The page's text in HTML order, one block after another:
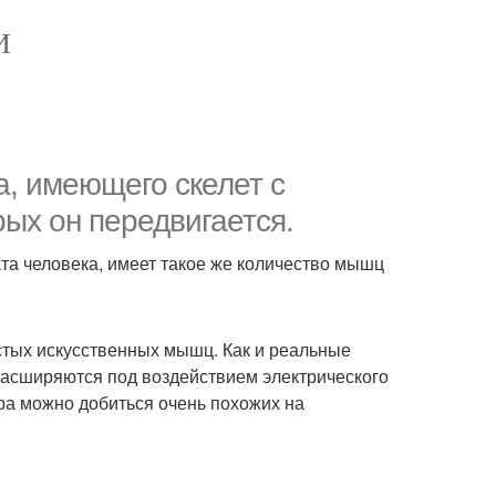
имеющего скелет с
он передвигается.
человека, имеет такое же количество мышц
искусственных мышц. Как и реальные
под воздействием электрического
можно добиться очень похожих на